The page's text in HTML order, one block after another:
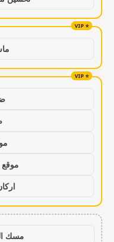
مسك